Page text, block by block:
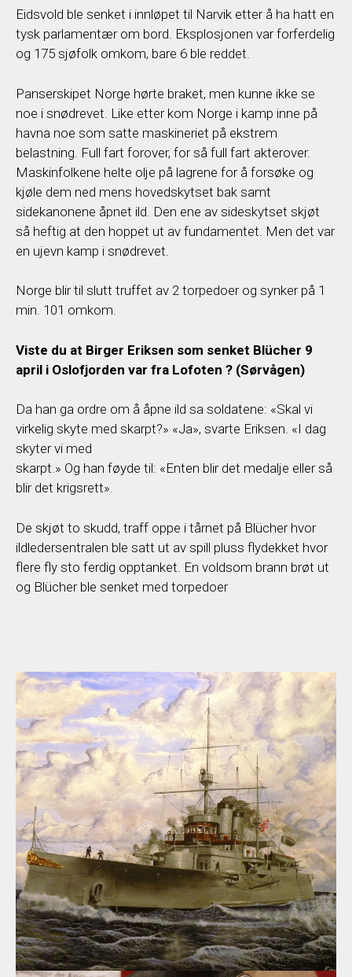
Eidsvold ble senket i innløpet til Narvik etter å ha hatt en
tysk parlamentær om bord. Eksplosjonen var forferdelig
og 175 sjøfolk omkom, bare 6 ble reddet.
Panserskipet Norge hørte braket, men kunne ikke se
noe i snødrevet. Like etter kom Norge i kamp inne på
havna noe som satte maskineriet på ekstrem
belastning. Full fart forover, for så full fart akterover.
Maskinfolkene helte olje på lagrene for å forsøke og
kjøle dem ned mens hovedskytset bak samt
sidekanonene åpnet ild. Den ene av sideskytset skjøt
så heftig at den hoppet ut av fundamentet. Men det var
en ujevn kamp i snødrevet.
Norge blir til slutt truffet av 2 torpedoer og synker på 1
min. 101 omkom.
Viste du at Birger Eriksen som senket Blücher 9
april i Oslofjorden var fra Lofoten ? (Sørvågen)
Da han ga ordre om å åpne ild sa soldatene: «Skal vi
virkelig skyte med skarpt?» «Ja», svarte Eriksen. «I dag
skyter vi med
skarpt.» Og han føyde til: «Enten blir det medalje eller så
blir det krigsrett».
De skjøt to skudd, traff oppe i tårnet på Blücher hvor
ildledersentralen ble satt ut av spill pluss flydekket hvor
flere fly sto ferdig opptanket. En voldsom brann brøt ut
og Blücher ble senket med torpedoer